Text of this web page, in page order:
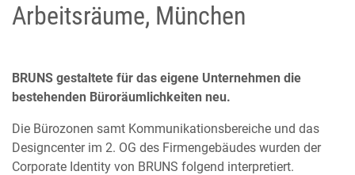
Arbeitsräume, München
BRUNS gestaltete für das eigene Unternehmen die
bestehenden Büroräumlichkeiten neu.
Die Bürozonen samt Kommunikationsbereiche und das
Designcenter im 2. OG des Firmengebäudes wurden der
Corporate Identity von BRUNS folgend interpretiert.